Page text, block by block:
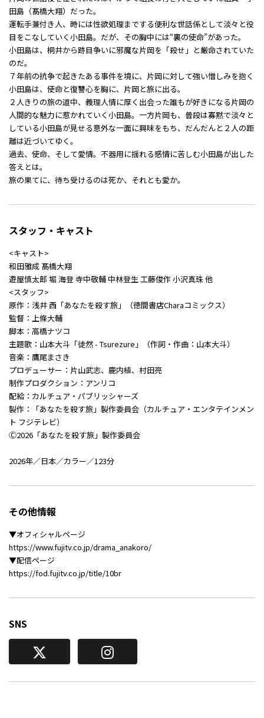
田島（髙橋大翔）だった。
運転手兼付き人、時には性欲処理までする便利な世話係として淡々と役
目をこなしていく小田島。だが、その胸中には“裏の使命”があった――。
小田島は、桐井から跡目争いに邪魔な片岡を「殺せ」と厳命されていた
のだ。
７年前の抗争で起きたある事件を境に、片岡に対して強い憎しみを抱く
小田島は、使命と復讐心を胸に、片岡と旅に出る。
２人きりの旅の道中、義理人情に厚く出会った誰もが好きになる片岡の
人間的な魅力に惹かれていく小田島。一方片岡も、普段は寡黙で淡々と
している小田島が見せる意外な一面に興味をもち、だんだんと２人の距
離は近づいてゆく。
過去、使命、そして愛情。不器用に揺れる感情に苦しむ小田島が出した
答えとは――。
旅の果てに、待ち受けるのは――死か、それとも愛か。
スタッフ・キャスト
<キャスト>
和田雅成 髙橋大翔
遊屋慎太郎 堀 海登 寺中敬輔 中林登生 工藤俊作 小沢真珠 他
<スタッフ>
原作：浅井 西「あなたを殺す旅」（徳間書店Charaコミックス）
監督：上條大輔
脚本：高橋ナツコ
主題歌：山本大斗「徒然 - Tsurezure」（作詞・作曲：山本大斗）
音楽：鷹尾まさき
プロデューサー：片山武志、鹿内植、村田亮
制作プロダクション：アンリコ
配給：カルチュア・パブリッシャーズ
製作：「あなたを殺す旅」製作委員会（カルチュア・エンタテインメン
ト フジテレビ）
Ⓒ2026「あなたを殺す旅」製作委員会
2026年／日本／カラー／123分
その他情報
▼オフィシャルページ
https://www.fujitv.co.jp/drama_anakoro/
▼配信ページ
https://fod.fujitv.co.jp/title/10br
SNS